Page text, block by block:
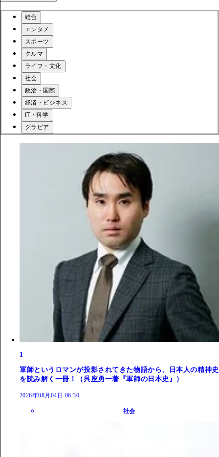
総合
エンタメ
スポーツ
クルマ
ライフ・文化
社会
政治・国際
経済・ビジネス
IT・科学
グラビア
1
軍師というロマンが投影されてきた物語から、日本人の精神史
を読み解く一冊！（呉座勇一著『軍師の日本史』）
2026年08月04日 06:30
社会